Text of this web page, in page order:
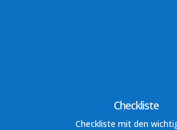
Checkliste
Checkliste mit den